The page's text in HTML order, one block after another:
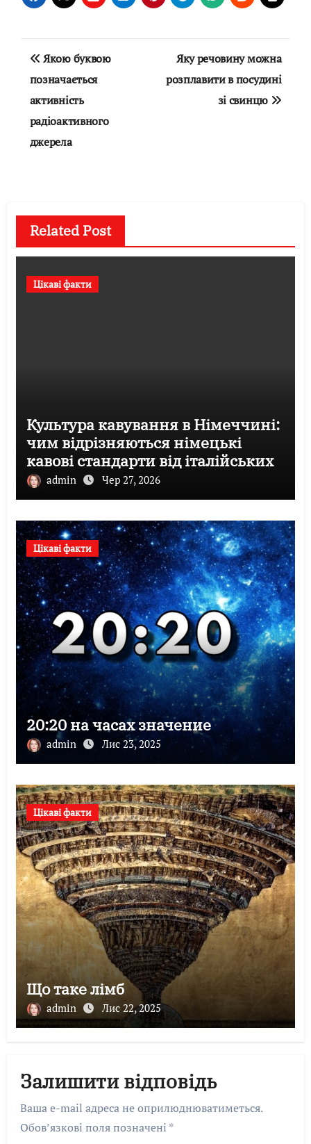
Навігація
записів
Якою буквою
позначається
активність
радіоактивного
джерела
Яку речовину можна
розплавити в посудині
зі свинцю
Related Post
Цікаві факти
Культура кавування в Німеччині:
чим відрізняються німецькі
кавові стандарти від італійських
admin Чер 27, 2026
Цікаві факти
20:20 на часах значение
admin Лис 23, 2025
Цікаві факти
Що таке лімб
admin Лис 22, 2025
Залишити відповідь
Ваша e-mail адреса не оприлюднюватиметься.
Обов’язкові поля позначені *